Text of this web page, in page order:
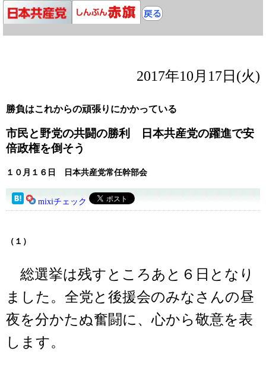
2017年10月17日(火)
勝負はこれからの頑張りにかかっている
市民と野党の共闘の勝利 日本共産党の躍進で安
倍政権を倒そう
１０月１６日 日本共産党常任幹部会
mixiチェック
（１）
総選挙は残すところあと６日となり
ました。全党と後援会のみなさんの昼
夜を分かたぬ奮闘に、心から敬意を表
します。